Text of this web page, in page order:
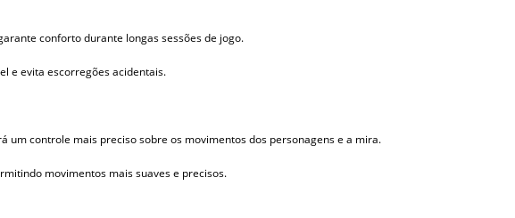
conforto durante longas sessões de jogo.
e evita escorregões acidentais.
um controle mais preciso sobre os movimentos dos personagens e a mira.
movimentos mais suaves e precisos.